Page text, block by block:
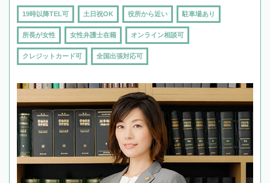
19時以降TEL可 土日祝OK 役所から近い 駐車場あり
所長が女性 女性弁護士在籍 オンライン相談可
クレジットカード可 全国出張対応可